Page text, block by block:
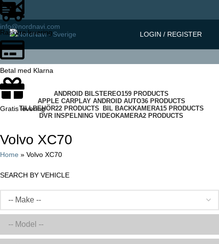
info@nordnavi.com
LOGIN / REGISTER
Raskere levering
Betal med Klarna
Gratis levering
ANDROID BILSTEREO159 PRODUCTS
APPLE CARPLAY ANDROID AUTO36 PRODUCTS
TILLBEHÖR22 PRODUCTS BIL BACKKAMERA15 PRODUCTS
DVR INSPELNING VIDEOKAMERA2 PRODUCTS
Volvo XC70
Home » Volvo XC70
SEARCH BY VEHICLE